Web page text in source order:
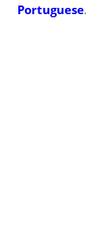
Portuguese.